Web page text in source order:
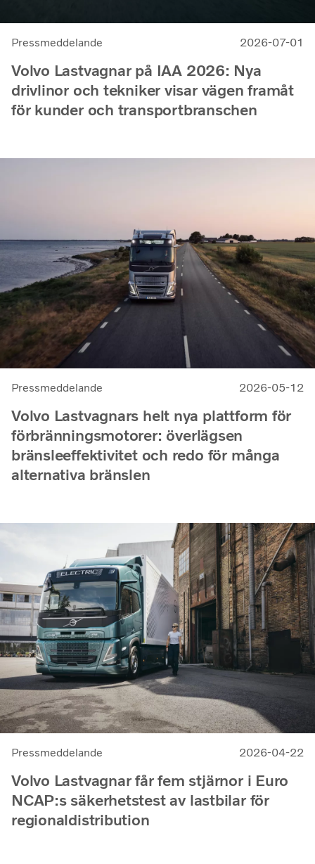
Pressmeddelande 2026-07-01
Volvo Lastvagnar på IAA 2026: Nya
drivlinor och tekniker visar vägen framåt
för kunder och transportbranschen
Pressmeddelande 2026-05-12
Volvo Lastvagnars helt nya plattform för
förbränningsmotorer: överlägsen
bränsleeffektivitet och redo för många
alternativa bränslen
Pressmeddelande 2026-04-22
Volvo Lastvagnar får fem stjärnor i Euro
NCAP:s säkerhetstest av lastbilar för
regionaldistribution